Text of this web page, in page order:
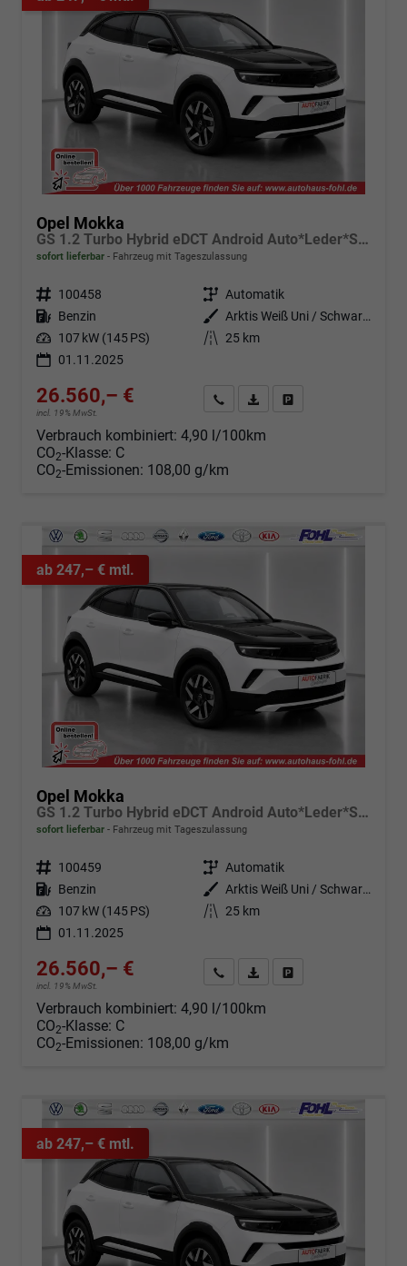
Opel Mokka
GS 1.2 Turbo Hybrid eDCT Android Auto*Leder*SHZ*Kamera*Klimaauto*LED*
sofort lieferbar Fahrzeug mit Tageszulassung
Fahrzeugnr. 100458 Getriebe Automatik
Kraftstoff Benzin Außenfarbe
Arktis Weiß Uni / Schwarzes Dach
Leistung 107 kW (145 PS) Kilometerstand 25 km
01.11.2025
26.560,– €
incl. 19% MwSt.
Angebot anfordern
Fahrzeugexpose (PDF)
Verbrauch kombiniert: 4,90 l/100km
CO2-Klasse: C
CO2-Emissionen: 108,00 g/km
ab 247,– € mtl.
Opel Mokka
GS 1.2 Turbo Hybrid eDCT Android Auto*Leder*SHZ*Kamera*Klimaauto*LED*
sofort lieferbar Fahrzeug mit Tageszulassung
Fahrzeugnr. 100459 Getriebe Automatik
Kraftstoff Benzin Außenfarbe
Arktis Weiß Uni / Schwarzes Dach
Leistung 107 kW (145 PS) Kilometerstand 25 km
01.11.2025
26.560,– €
incl. 19% MwSt.
Angebot anfordern
Fahrzeugexpose (PDF)
Verbrauch kombiniert: 4,90 l/100km
CO2-Klasse: C
CO2-Emissionen: 108,00 g/km
ab 247,– € mtl.